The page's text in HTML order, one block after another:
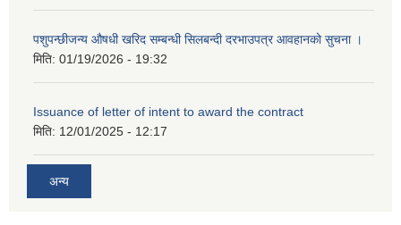
पशुपन्छीजन्य औषधी खरिद सम्बन्धी सिलबन्दी दरभाउपत्र आवहानको सुचना ।
मिति: 01/19/2026 - 19:32
Issuance of letter of intent to award the contract
मिति: 12/01/2025 - 12:17
अन्य